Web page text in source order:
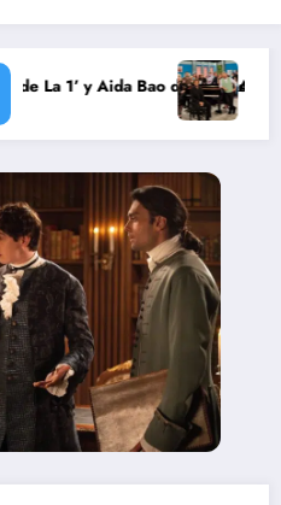
Aida Bao da el salto aAdiós a ‘Cine